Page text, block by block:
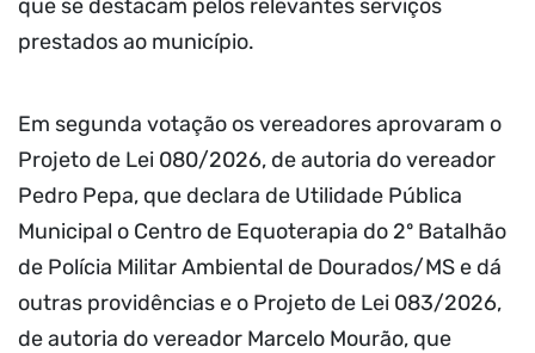
que se destacam pelos relevantes serviços
prestados ao município.
Em segunda votação os vereadores aprovaram o
Projeto de Lei 080/2026, de autoria do vereador
Pedro Pepa, que declara de Utilidade Pública
Municipal o Centro de Equoterapia do 2º Batalhão
de Polícia Militar Ambiental de Dourados/MS e dá
outras providências e o Projeto de Lei 083/2026,
de autoria do vereador Marcelo Mourão, que